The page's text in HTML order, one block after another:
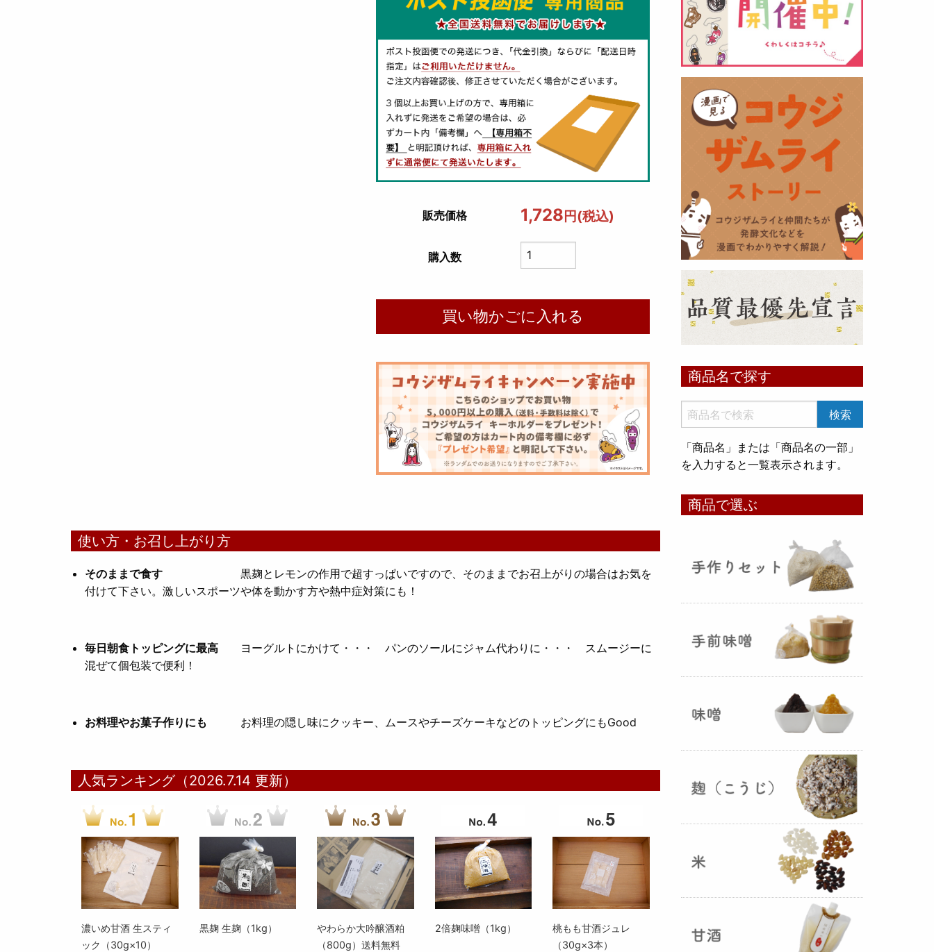
販売価格 1,728円(税込)
購入数
使い方・お召し上がり方
そのままで食す 黒麹とレモンの作用で超すっぱいですので、そのままでお召上がりの場合はお気を
付けて下さい。激しいスポーツや体を動かす方や熱中症対策にも！
毎日朝食トッピングに最高 ヨーグルトにかけて・・・ パンのソールにジャム代わりに・・・ スムージーに
混ぜて個包装で便利！
お料理やお菓子作りにも お料理の隠し味にクッキー、ムースやチーズケーキなどのトッピングにもGood
人気ランキング（2026.7.14 更新）
濃いめ甘酒 生スティ
ック（30g×10）
黒麹 生麹（1kg）
やわらか大吟醸酒粕
（800g）送料無料
2倍麹味噌（1kg）
桃もも甘酒ジュレ
（30g×3本）
黒麹の天然クエン酸で運動の為に
最大の機能を発揮出来るよう開発
しました。少しゆるく仕上がりま
したので初回ロット8,000本程度
を訳あり価格で提供します。品質
や栄養価には問題ありませんので
お早めにどうぞ・・・
甘酒 生スティック新発売！
（2025年11月11日）
いめ甘酒 30g』と『オートミー
プをリリース致しました。何処へ
でも持ち運びが出来て、非常に便
利です！
た！（2025年08月12日）
お米5kg貯蔵用アルミ袋が完
成しました！完全オリジナルで特
別な仕様でお米の美味しさをその
ままキープ！酸化防止と長期保存
を可能にしました！
山形さくらんぼ甘酒ゼリー発売
山形のさくらんぼをペーストにし
て、当店の生甘酒と合わせフレッ
シュな酸味の効いたさくらんぼ甘
が出来まし
た。
商品名で探す
「商品名」または「商品名の一部」
を入力すると一覧表示されます。
商品で選ぶ